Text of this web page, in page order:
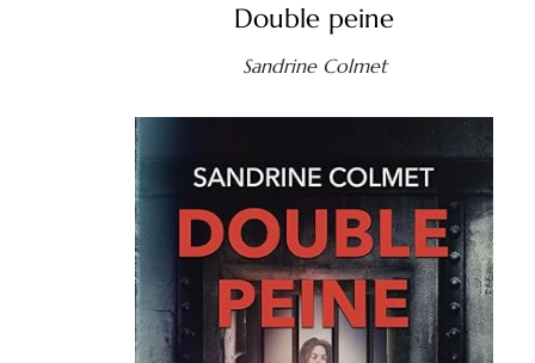
Double peine
Sandrine Colmet